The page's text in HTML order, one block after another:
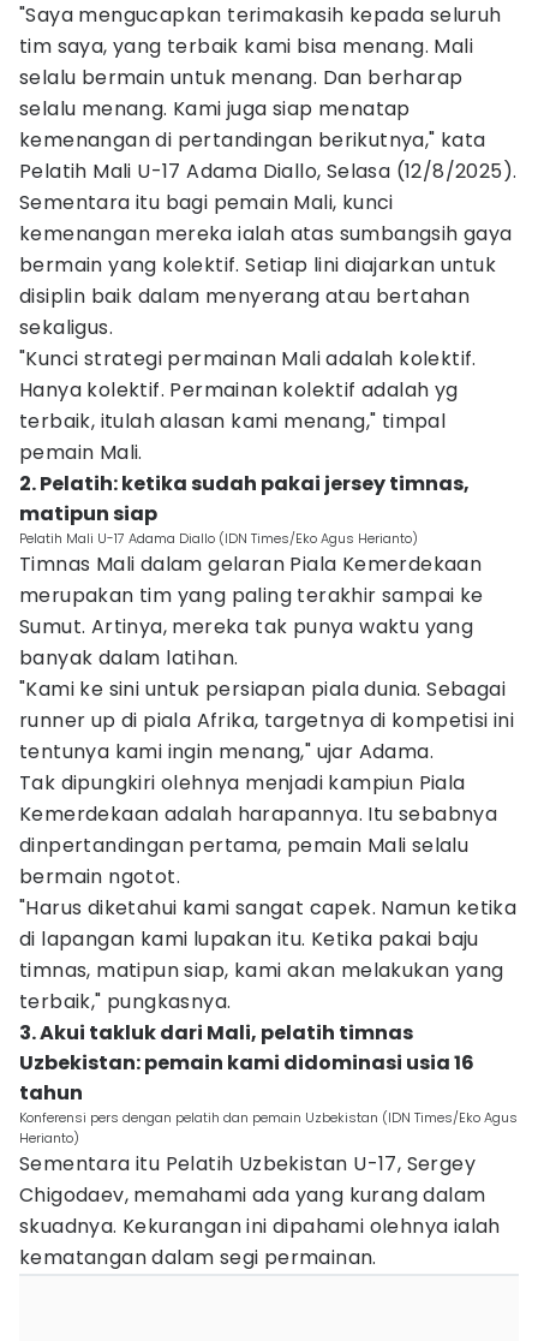
"Saya mengucapkan terimakasih kepada seluruh
tim saya, yang terbaik kami bisa menang. Mali
selalu bermain untuk menang. Dan berharap
selalu menang. Kami juga siap menatap
kemenangan di pertandingan berikutnya," kata
Pelatih Mali U-17 Adama Diallo, Selasa (12/8/2025).
Sementara itu bagi pemain Mali, kunci
kemenangan mereka ialah atas sumbangsih gaya
bermain yang kolektif. Setiap lini diajarkan untuk
disiplin baik dalam menyerang atau bertahan
sekaligus.
"Kunci strategi permainan Mali adalah kolektif.
Hanya kolektif. Permainan kolektif adalah yg
terbaik, itulah alasan kami menang," timpal
pemain Mali.
2. Pelatih: ketika sudah pakai jersey timnas,
matipun siap
Pelatih Mali U-17 Adama Diallo (IDN Times/Eko Agus Herianto)
Timnas Mali dalam gelaran Piala Kemerdekaan
merupakan tim yang paling terakhir sampai ke
Sumut. Artinya, mereka tak punya waktu yang
banyak dalam latihan.
"Kami ke sini untuk persiapan piala dunia. Sebagai
runner up di piala Afrika, targetnya di kompetisi ini
tentunya kami ingin menang," ujar Adama.
Tak dipungkiri olehnya menjadi kampiun Piala
Kemerdekaan adalah harapannya. Itu sebabnya
dinpertandingan pertama, pemain Mali selalu
bermain ngotot.
"Harus diketahui kami sangat capek. Namun ketika
di lapangan kami lupakan itu. Ketika pakai baju
timnas, matipun siap, kami akan melakukan yang
terbaik," pungkasnya.
3. Akui takluk dari Mali, pelatih timnas
Uzbekistan: pemain kami didominasi usia 16
tahun
Konferensi pers dengan pelatih dan pemain Uzbekistan (IDN Times/Eko Agus
Herianto)
Sementara itu Pelatih Uzbekistan U-17, Sergey
Chigodaev, memahami ada yang kurang dalam
skuadnya. Kekurangan ini dipahami olehnya ialah
kematangan dalam segi permainan.